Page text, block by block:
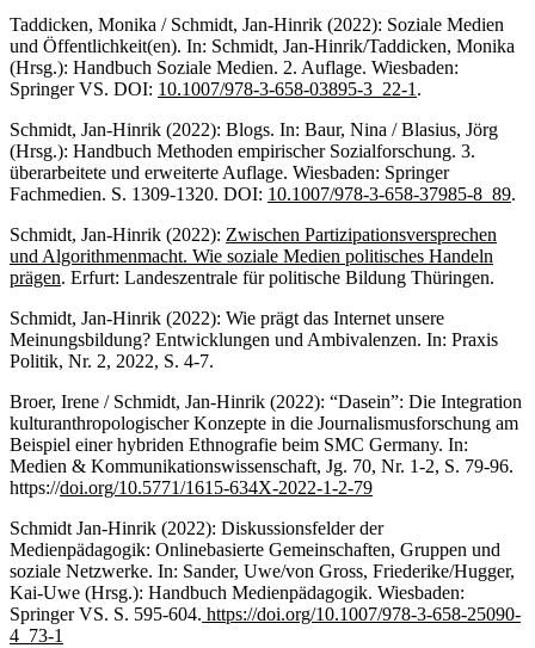
Taddicken, Monika / Schmidt, Jan-Hinrik (2022): Soziale Medien
und Öffentlichkeit(en). In: Schmidt, Jan-Hinrik/Taddicken, Monika
(Hrsg.): Handbuch Soziale Medien. 2. Auflage. Wiesbaden:
Springer VS. DOI: 10.1007/978-3-658-03895-3_22-1 .
Schmidt, Jan-Hinrik (2022): Blogs. In: Baur, Nina / Blasius, Jörg
(Hrsg.): Handbuch Methoden empirischer Sozialforschung. 3.
überarbeitete und erweiterte Auflage. Wiesbaden: Springer
Fachmedien. S. 1309-1320. DOI: 10.1007/978-3-658-37985-8_89.
Schmidt, Jan-Hinrik (2022): Zwischen Partizipationsversprechen
und Algorithmenmacht. Wie soziale Medien politisches Handeln
prägen. Erfurt: Landeszentrale für politische Bildung Thüringen.
Schmidt, Jan-Hinrik (2022): Wie prägt das Internet unsere
Meinungsbildung? Entwicklungen und Ambivalenzen. In: Praxis
Politik, Nr. 2, 2022, S. 4-7.
Broer, Irene / Schmidt, Jan-Hinrik (2022): “Dasein”: Die Integration
kulturanthropologischer Konzepte in die Journalismusforschung am
Beispiel einer hybriden Ethnografie beim SMC Germany. In:
Medien & Kommunikationswissenschaft, Jg. 70, Nr. 1-2, S. 79-96.
https://doi.org/10.5771/1615-634X-2022-1-2-79
Schmidt Jan-Hinrik (2022): Diskussionsfelder der
Medienpädagogik: Onlinebasierte Gemeinschaften, Gruppen und
soziale Netzwerke. In: Sander, Uwe/von Gross, Friederike/Hugger,
Kai-Uwe (Hrsg.): Handbuch Medienpädagogik. Wiesbaden:
Springer VS. S. 595-604. https://doi.org/10.1007/978-3-658-25090-
4_73-1